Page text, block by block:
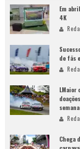
Em
4K
de fãs
LMaior
semana
Chega